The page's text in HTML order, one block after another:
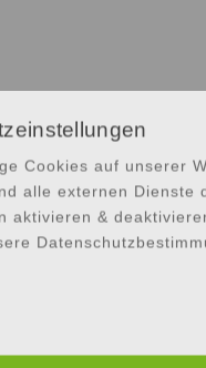
Cookies auf unserer
alle externen Dienste
aktivieren &